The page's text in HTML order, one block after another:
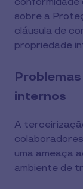
sobre a
cláusula de
propriedade
internos
A
uma ameaça
ambiente de